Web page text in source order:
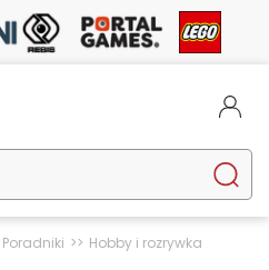
Poradniki Hobby i rozrywka